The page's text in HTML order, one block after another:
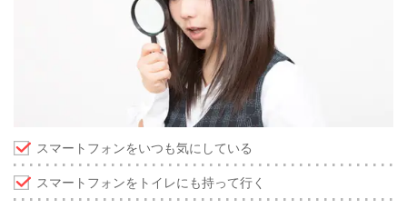
スマートフォンをいつも気にしている
スマートフォンをトイレにも持って行く